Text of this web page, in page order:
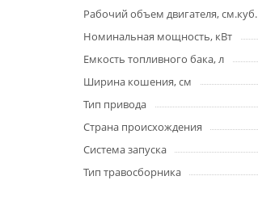
Рабочий объем двигателя, см.куб.
Номинальная мощность, кВт
Емкость топливного бака, л
Ширина кошения, см
Тип привода
Страна происхождения
Система запуска
Тип травосборника